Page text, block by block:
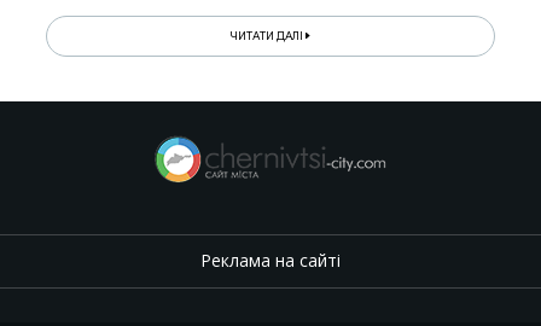
ЧИТАТИ ДАЛІ
Реклама на сайті